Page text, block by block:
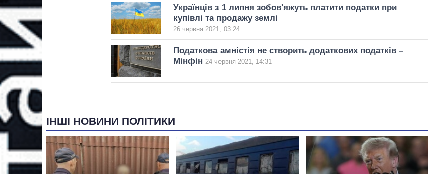
Українців з 1 липня зобов'яжуть платити податки при
купівлі та продажу землі
26 червня 2021, 03:24
Податкова амністія не створить додаткових податків –
Мінфін 24 червня 2021, 14:31
ІНШІ НОВИНИ ПОЛІТИКИ